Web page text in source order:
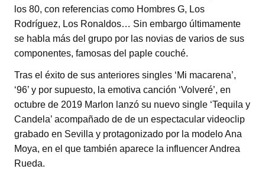
los 80, con referencias como Hombres G, Los
Rodríguez, Los Ronaldos… Sin embargo últimamente
se habla más del grupo por las novias de varios de sus
componentes, famosas del paple couché.
Tras el éxito de sus anteriores singles ‘Mi macarena’,
‘96’ y por supuesto, la emotiva canción ‘Volveré’, en
octubre de 2019 Marlon lanzó su nuevo single ‘Tequila y
Candela’ acompañado de de un espectacular videoclip
grabado en Sevilla y protagonizado por la modelo Ana
Moya, en el que también aparece la influencer Andrea
Rueda.